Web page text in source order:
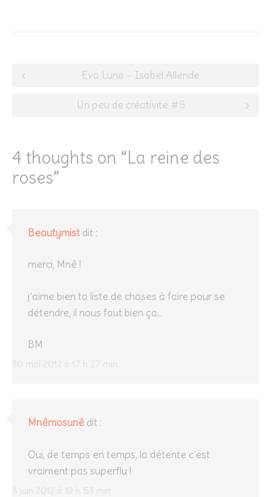
Post
navigation
Eva Luna – Isabel Allende
Un peu de créativité #5
4 thoughts on “La reine des
roses”
Beautymist dit :
30 mai 2012 à 17 h 27 min
merci, Mnê !
j’aime bien ta liste de choses à faire pour se
détendre, il nous faut bien ça…
BM
Mnêmosunê dit :
8 juin 2012 à 19 h 53 min
Oui, de temps en temps, la détente c’est
vraiment pas superflu !